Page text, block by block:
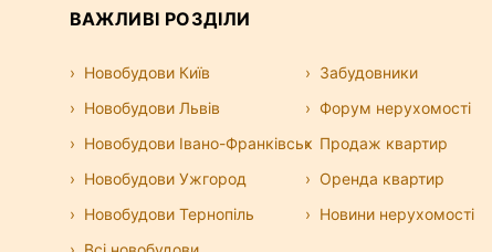
оренда квартири під офіс — це
так і на комунальних витратах.
оголошення, база регулярно
швидко знайти офіс без
Усі об’єкти можна переглянути на карті,
класу бізнес-центру, району, площі та
Найпопулярніший варіант — офіси в
ВАЖЛИВІ РОЗДІЛИ
Новобудови Київ
Новобудови Львів
Новобудови Івано-Франківськ
Новобудови Ужгород
Новобудови Тернопіль
Забудовники
Форум нерухомості
Продаж квартир
Оренда квартир
Новини нерухомості